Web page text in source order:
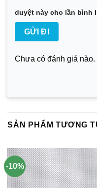
duyệt này cho lần bình
Chưa có đánh giá nào.
SẢN PHẨM TƯƠNG
-10%